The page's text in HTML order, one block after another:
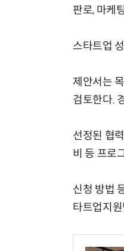
판로, 마케
스타트업
제안서는
검토한다.
선정된 협
비 등 프로
신청 방법
타트업지